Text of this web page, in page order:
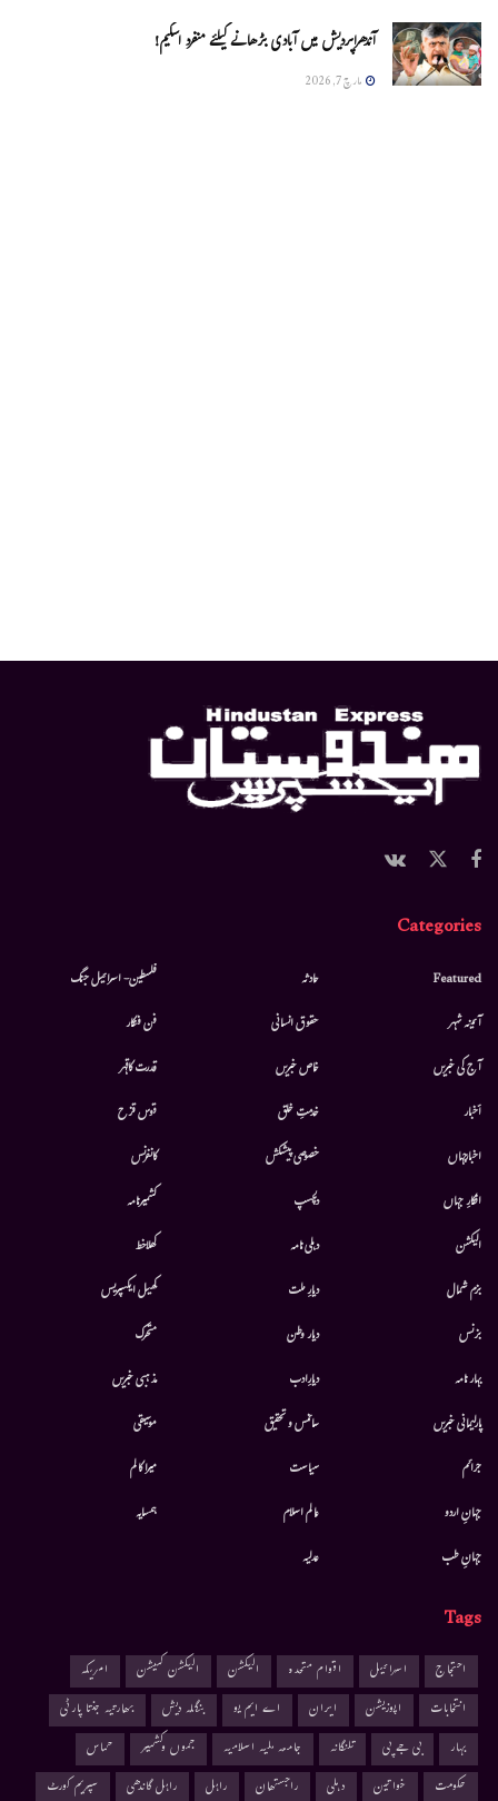
آندھراپردیش میں آبادی بڑھانے کیلئے منفرد اسکیم!
مارچ 7, 2026
Categories
Featured
آئینہ شہر
آج کی خبریں
أخبار
اخبارجہاں
افکارِ جہاں
الیکشن
بزم شمال
بزنس
بہار نامہ
پارلیمانی خبریں
جرائم
جہانِ اردو
جہانِ طب
حادثہ
حقوق انسانی
خاص خبریں
خدمتِ خلق
خصوصی پیشکش
دلچسپ
دہلی نامہ
دیارِ ملت
دیار وطن
دیارِادب
سائنس و تحقیق
سیاست
عالم اسلام
عدلیہ
فلسطین- اسرائیل جنگ
فن فنکار
قدرت کاقہر
قوس قزح
کانفرنس
کشمیرنامہ
کھلاخط
کھیل ایکسپریس
متحرك
مذہبی خبریں
موسيقى
میرا کالم
ہمسایہ
Tags
احتجاج اسرائیل اقوام متحدہ الیکشن الیکشن کمیشن
امریکہ
انتخابات
اپوزیشن ایران اے ایم یو بنگلہ دیش
بھارتیہ جنتا پارٹی
بہار
بی جے پی تلنگانہ جامعہ ملیہ اسلامیہ جموں وکشمیر
حماس
حکومت
خواتین دہلی راجستھان راہل راہل گاندھی سپریم کورٹ